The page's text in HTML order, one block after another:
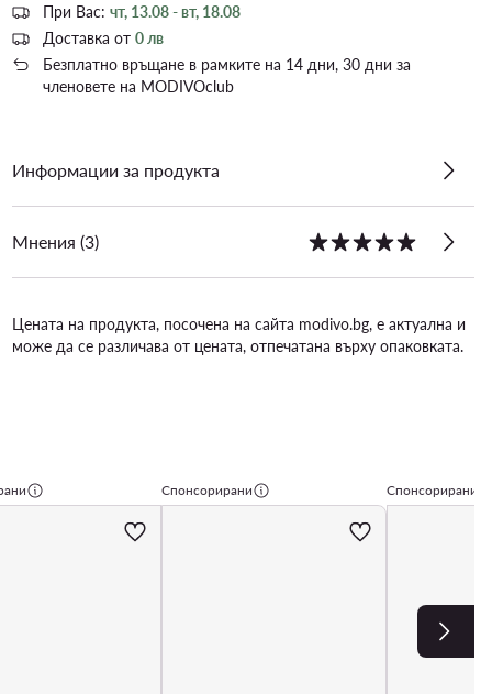
При Вас: чт, 13.08 - вт, 18.08
Доставка от 0 лв
Безплатно връщане в рамките на 14 дни, 30 дни за
членовете на MODIVOclub
Информации за продукта
Мнения (3)
Цената на продукта, посочена на сайта modivo.bg, е актуална и
може да се различава от цената, отпечатана върху опаковката.
Спонсорирани Спонсорирани